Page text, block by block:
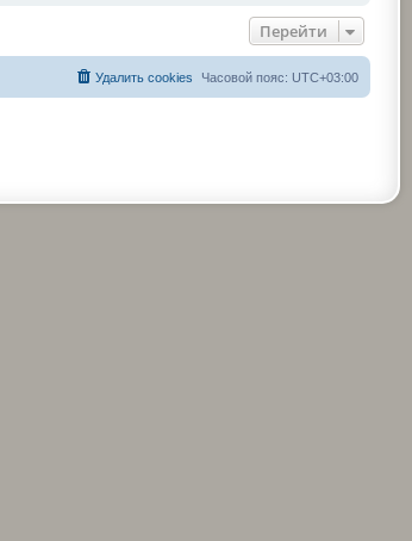
Перейти
Часовой пояс: UTC+03:00
Удалить cookies